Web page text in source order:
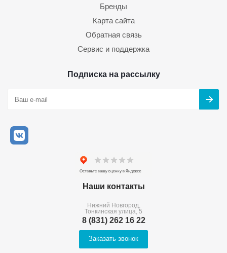
Бренды
Карта сайта
Обратная связь
Сервис и поддержка
Подписка на рассылку
Наши контакты
Нижний Новгород,
Тонкинская улица, 5
8 (831) 262 16 22
Заказать звонок